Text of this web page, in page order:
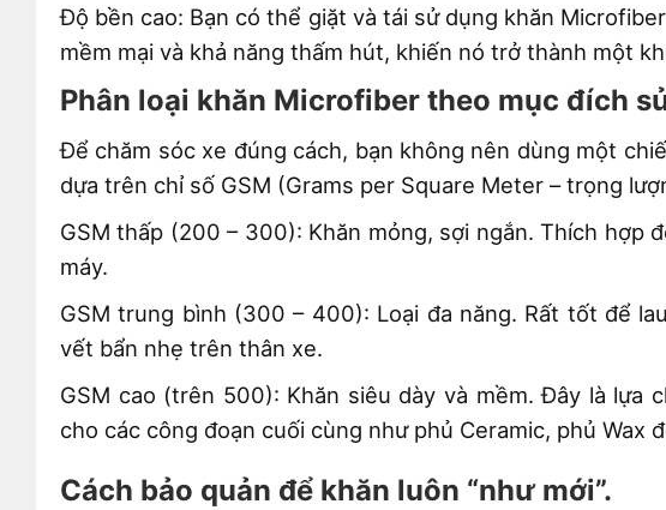
Độ bền cao: Bạn có thể giặt và tái sử dụng khăn
mềm mại và khả năng thấm hút, khiến nó trở thành một
Phân loại khăn Microfiber theo mục đích
Để chăm sóc xe đúng cách, bạn không nên dùng một
dựa trên chỉ số GSM (Grams per Square Meter – trọng
GSM thấp (200 – 300): Khăn mỏng, sợi ngắn. Thích hợp
máy.
GSM trung bình (300 – 400): Loại đa năng. Rất tốt để
vết bẩn nhẹ trên thân xe.
GSM cao (trên 500): Khăn siêu dày và mềm. Đây là lựa
cho các công đoạn cuối cùng như phủ Ceramic, phủ Wax
Cách bảo quản để khăn luôn “như mới”.